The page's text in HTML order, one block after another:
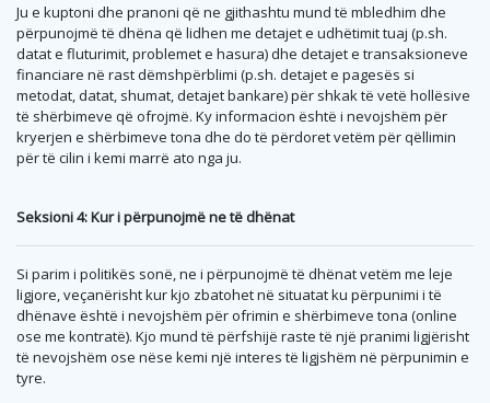
Ju e kuptoni dhe pranoni që ne gjithashtu mund të mbledhim dhe
përpunojmë të dhëna që lidhen me detajet e udhëtimit tuaj (p.sh.
datat e fluturimit, problemet e hasura) dhe detajet e transaksioneve
financiare në rast dëmshpërblimi (p.sh. detajet e pagesës si
metodat, datat, shumat, detajet bankare) për shkak të vetë hollësive
të shërbimeve që ofrojmë. Ky informacion është i nevojshëm për
kryerjen e shërbimeve tona dhe do të përdoret vetëm për qëllimin
për të cilin i kemi marrë ato nga ju.
Seksioni 4: Kur i përpunojmë ne të dhënat
Si parim i politikës sonë, ne i përpunojmë të dhënat vetëm me leje
ligjore, veçanërisht kur kjo zbatohet në situatat ku përpunimi i të
dhënave është i nevojshëm për ofrimin e shërbimeve tona (online
ose me kontratë). Kjo mund të përfshijë raste të një pranimi ligjërisht
të nevojshëm ose nëse kemi një interes të ligjshëm në përpunimin e
tyre.